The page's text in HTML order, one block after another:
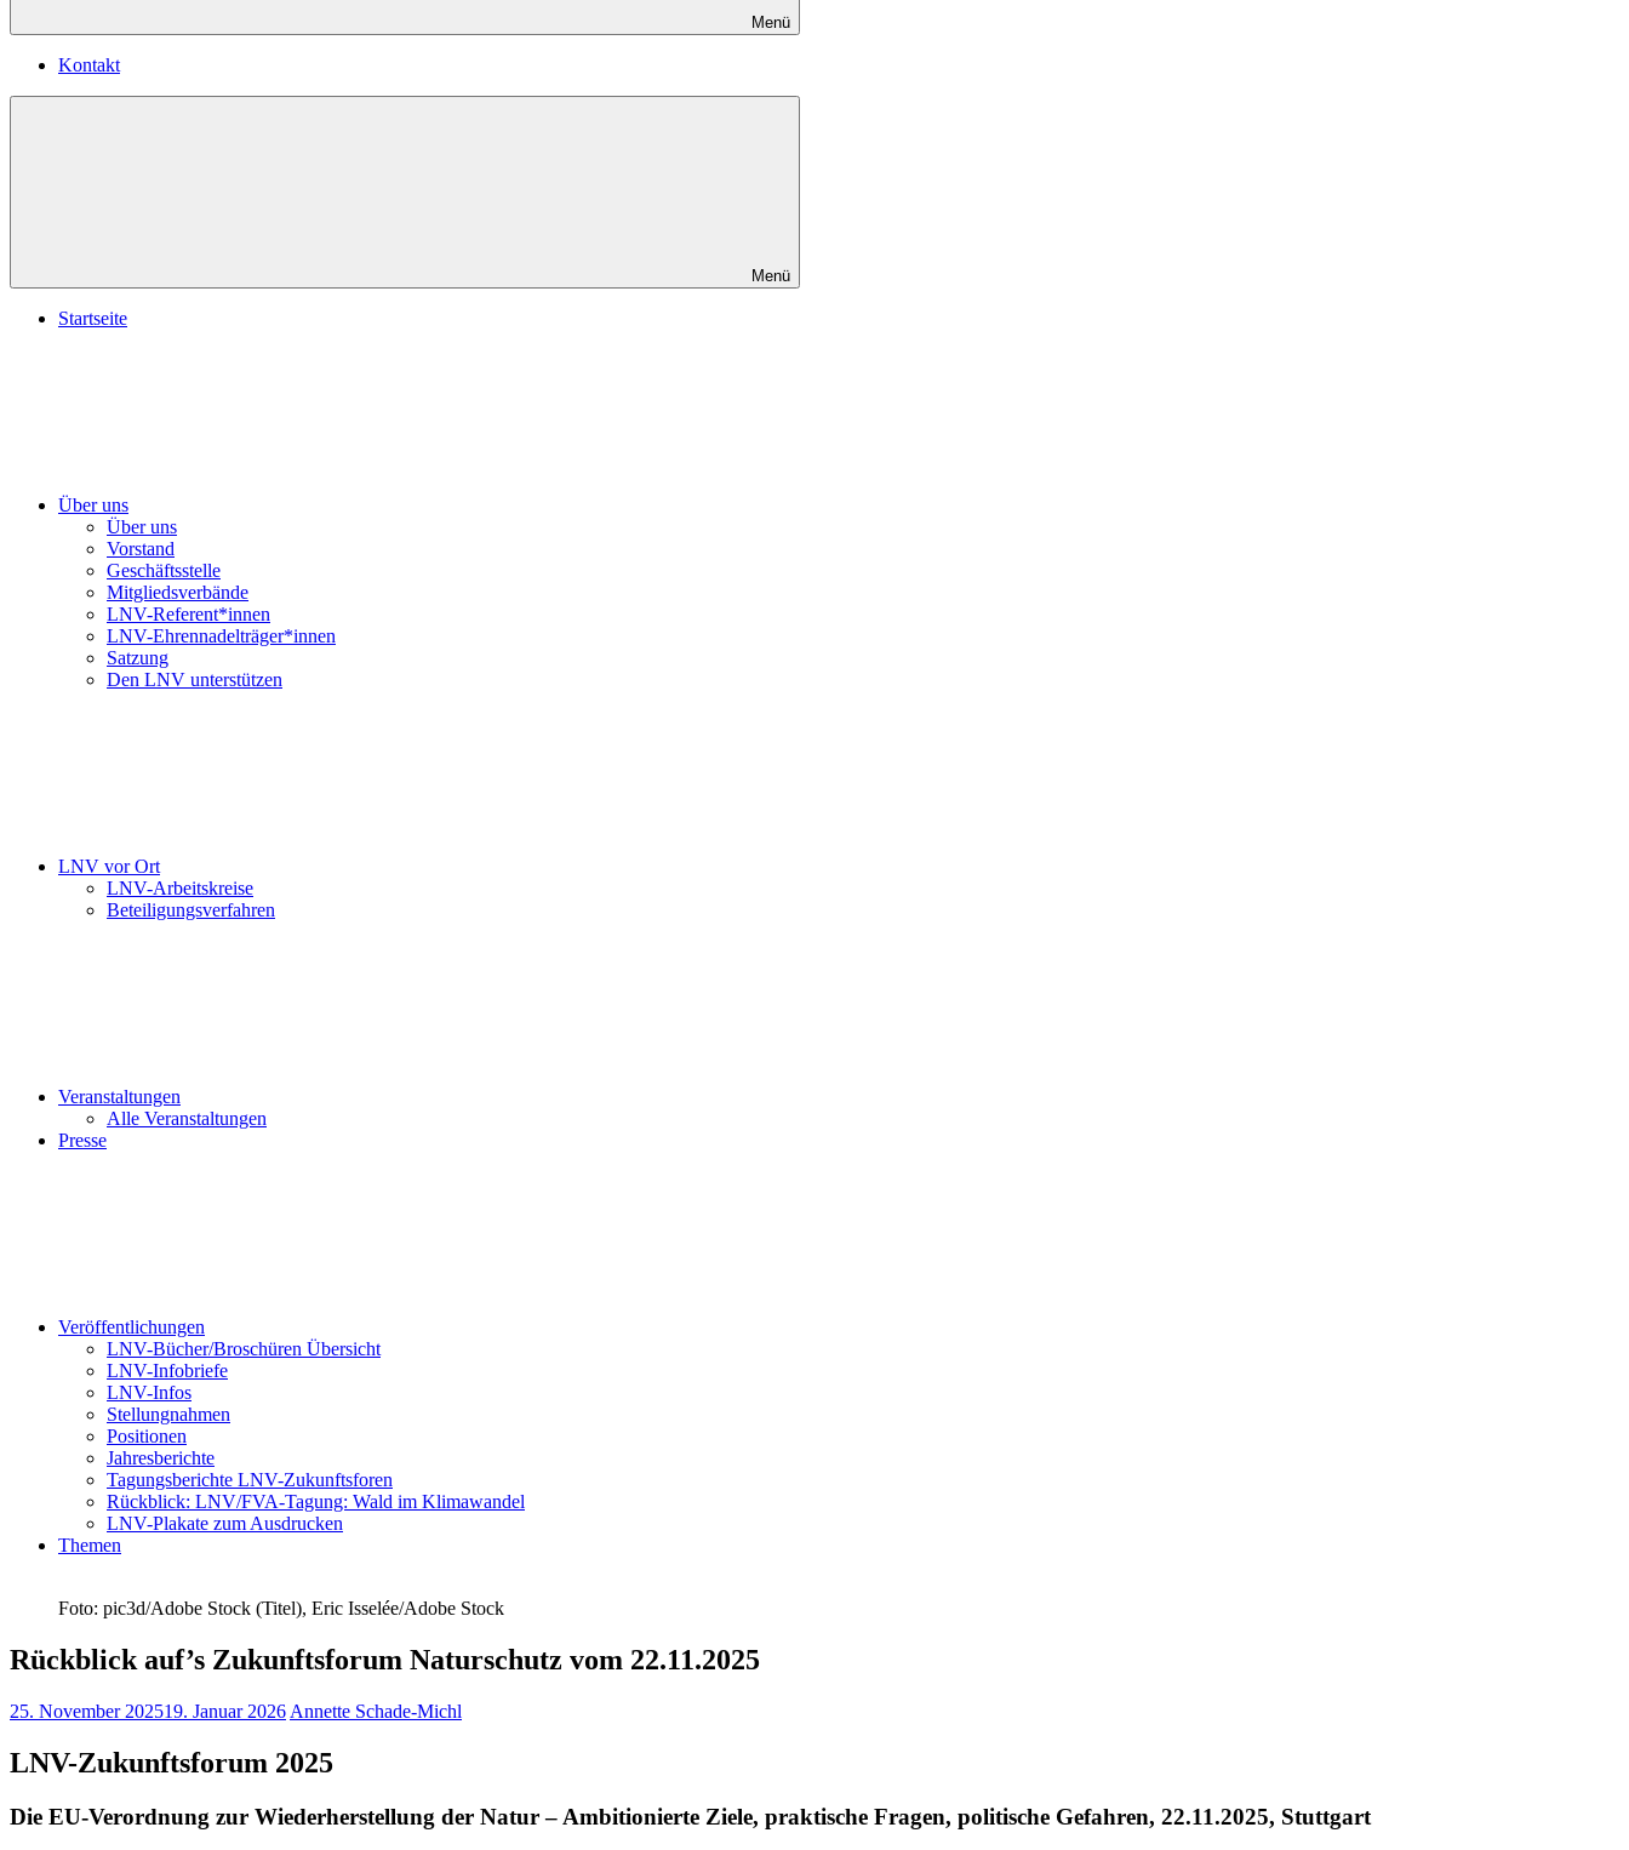
Menü
Kontakt
Menü
Startseite
Über uns
Über uns
Vorstand
Geschäftsstelle
Mitgliedsverbände
LNV-Referent*innen
LNV-Ehrennadelträger*innen
Satzung
Den LNV unterstützen
LNV vor Ort
LNV-Arbeitskreise
Beteiligungsverfahren
Veranstaltungen
Alle Veranstaltungen
Presse
Veröffentlichungen
LNV-Bücher/Broschüren Übersicht
LNV-Infobriefe
LNV-Infos
Stellungnahmen
Positionen
Jahresberichte
Tagungsberichte LNV-Zukunftsforen
Rückblick: LNV/FVA-Tagung: Wald im Klimawandel
LNV-Plakate zum Ausdrucken
Themen
Foto: pic3d/Adobe Stock (Titel), Eric Isselée/Adobe Stock
Rückblick auf’s Zukunftsforum Naturschutz vom 22.11.2025
25. November 202519. Januar 2026 Annette Schade-Michl
LNV-Zukunftsforum 2025
Die EU-Verordnung zur Wiederherstellung der Natur – Ambitionierte Ziele, praktische Fragen, politische Gefahren, 22.11.2025, Stuttgart